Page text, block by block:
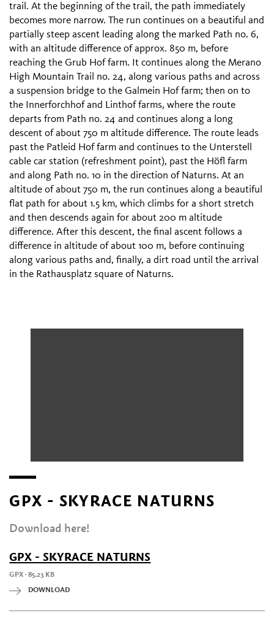
trail. At the beginning of the trail, the path immediately
becomes more narrow. The run continues on a beautiful and
partially steep ascent leading along the marked Path no. 6,
with an altitude difference of approx. 850 m, before
reaching the Grub Hof farm. It continues along the Merano
High Mountain Trail no. 24, along various paths and across
a suspension bridge to the Galmein Hof farm; then on to
the Innerforchhof and Linthof farms, where the route
departs from Path no. 24 and continues along a long
descent of about 750 m altitude difference. The route leads
past the Patleid Hof farm and continues to the Unterstell
cable car station (refreshment point), past the Höfl farm
and along Path no. 10 in the direction of Naturns. At an
altitude of about 750 m, the run continues along a beautiful
flat path for about 1.5 km, which climbs for a short stretch
and then descends again for about 200 m altitude
difference. After this descent, the final ascent follows a
difference in altitude of about 100 m, before continuing
along various paths and, finally, a dirt road until the arrival
in the Rathausplatz square of Naturns.
GPX - SKYRACE NATURNS
Download here!
GPX - SKYRACE NATURNS
GPX - 85.23 KB
DOWNLOAD